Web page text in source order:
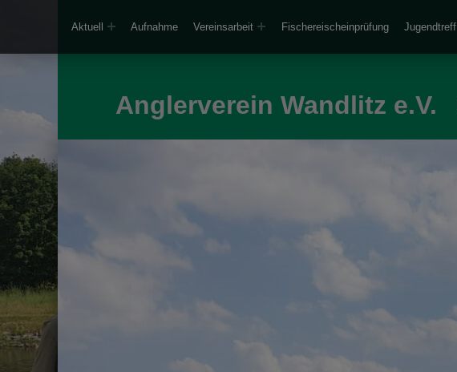
Aktuell Aufnahme Vereinsarbeit Fischereischeinprüfung Jugendtreff
Anglerverein Wandlitz e.V.